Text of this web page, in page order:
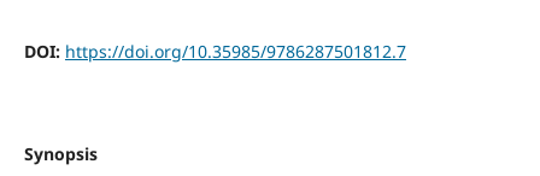
DOI: https://doi.org/10.35985/9786287501812.7
Synopsis